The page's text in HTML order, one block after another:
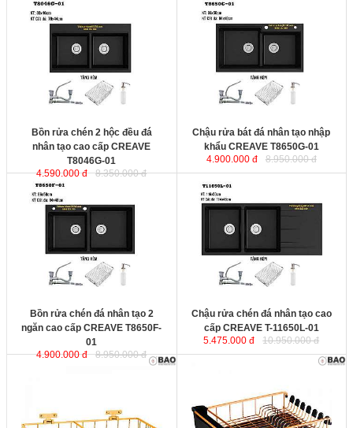
Bồn rửa chén 2 hộc đều đá nhân
tạo cao cấp CREAVE T8046G-
được sản xuất theo dây chuyền
công nghệ hiện đại của Australia.
Sản phẩm được thiết kế tinh tế,
chịu va đập, chống trầy xước và
bền màu mãi với thời gian.
Kích thước: 800x460x220mm
Bồn rửa chén 2 hộc đều đá
nhân tạo cao cấp CREAVE
T8046G-01
4.590.000 đ
8.350.000 đ
Chậu rửa bát đá nhân tạo nhập
khẩu CREAVE T8650G-01
sản xuất theo dây chuyền công
nghệ hiện đại của Australia. Sản
phẩm được thiết kế tinh tế, chịu va
đập, chống trầy xước và bền màu
mãi với thời gian.
Kích thước: 860x500x220mm
Chậu rửa bát đá nhân tạo nhập
khẩu CREAVE T8650G-01
4.900.000 đ
8.950.000 đ
Bồn rửa chén đá nhân tạo 2 ngăn
cao cấp CREAVE T8650F-01
sản xuất theo dây chuyền công
nghệ hiện đại của Australia. Sản
phẩm được thiết kế tinh tế, chịu va
đập, chống trầy xước và bền màu
mãi với thời gian.
Kích thước: 860x500x220mm
Bồn rửa chén đá nhân tạo 2
ngăn cao cấp CREAVE T8650F-
01
4.900.000 đ
8.950.000 đ
Chậu rửa chén đá nhân tạo cao
cấp CREAVE T-11650L-01
Kích thước
Chậu rửa chén đá nhân tạo cao
cấp CREAVE T-11650L-01
5.475.000 đ
10.950.000 đ
Kệ úp chén treo tường inox 304
sáng bóng vĩnh viễn, không bị rỉ sét
Kệ úp chén inox 304 mạ vàng có
chất liệu inox 304 cao cấp cho sản
phẩm sáng bóng vĩnh viễn, không